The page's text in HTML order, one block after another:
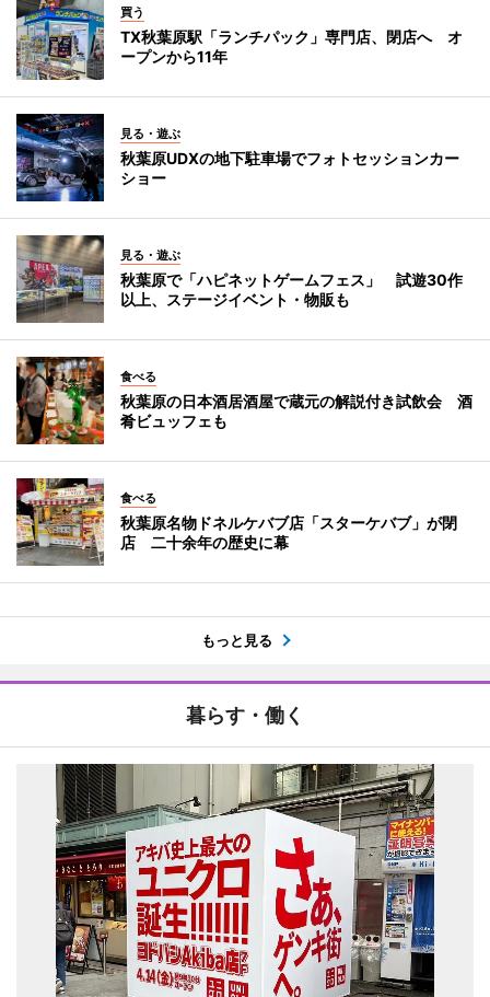
買う
TX秋葉原駅「ランチパック」専門店、閉店へ オ
ープンから11年
見る・遊ぶ
秋葉原UDXの地下駐車場でフォトセッションカー
ショー
見る・遊ぶ
秋葉原で「ハピネットゲームフェス」 試遊30作
以上、ステージイベント・物販も
食べる
秋葉原の日本酒居酒屋で蔵元の解説付き試飲会 酒
肴ビュッフェも
食べる
秋葉原名物ドネルケバブ店「スターケバブ」が閉
店 二十余年の歴史に幕
もっと見る
暮らす・働く